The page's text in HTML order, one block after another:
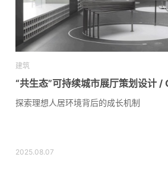
建筑
“共生态”可持续城市展厅策划设计 /
探索理想人居环境背后的成长机制
2025.08.07